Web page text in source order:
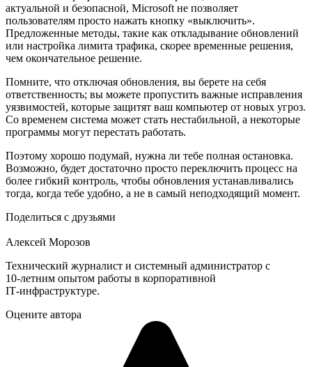
актуальной и безопасной, Microsoft не позволяет
пользователям просто нажать кнопку «выключить».
Предложенные методы, такие как откладывание обновлений
или настройка лимита трафика, скорее временные решения,
чем окончательное решение.
Помните, что отключая обновления, вы берете на себя
ответственность; вы можете пропустить важные исправления
уязвимостей, которые защитят ваш компьютер от новых угроз.
Со временем система может стать нестабильной, а некоторые
программы могут перестать работать.
Поэтому хорошо подумай, нужна ли тебе полная остановка.
Возможно, будет достаточно просто переключить процесс на
более гибкий контроль, чтобы обновления устанавливались
тогда, когда тебе удобно, а не в самый неподходящий момент.
Поделиться с друзьями
Алексей Морозов
Технический журналист и системный администратор с
10‑летним опытом работы в корпоративной
IT‑инфраструктуре.
Оцените автора